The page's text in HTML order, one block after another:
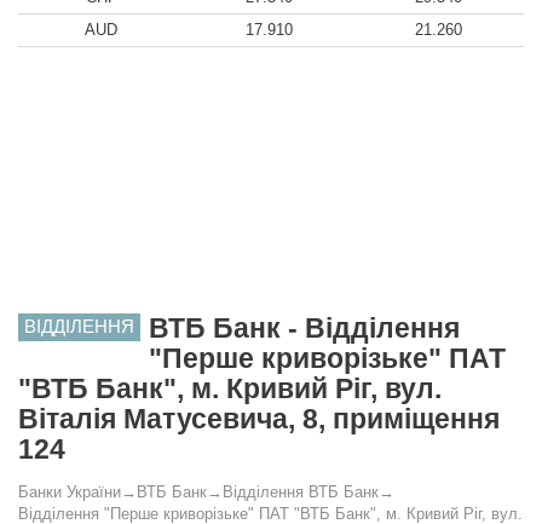
AUD
17.910 21.260
ВІДДІЛЕННЯ
ВТБ Банк - Відділення
"Перше криворізьке" ПАТ
"ВТБ Банк", м. Кривий Ріг, вул.
Віталія Матусевича, 8, приміщення
124
Банки України→ ВТБ Банк→ Відділення ВТБ Банк→
Відділення "Перше криворізьке" ПАТ "ВТБ Банк", м. Кривий Ріг, вул.